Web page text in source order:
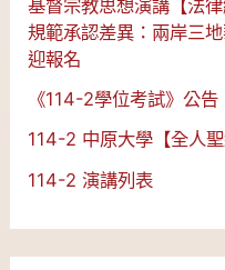
基督宗教思想演講【法
規範承認差異：兩岸三
迎報名
《114-2學位考試》公告
114-2 中原大學【全人
114-2 演講列表